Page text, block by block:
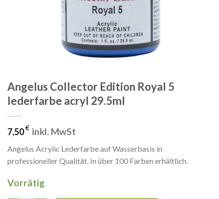
Angelus Collector Edition Royal 5
lederfarbe acryl 29.5ml
7,50€ inkl. MwSt
Angelus Acrylic Lederfarbe auf Wasserbasis in
professioneller Qualität. In über 100 Farben erhältlich.
Vorrätig